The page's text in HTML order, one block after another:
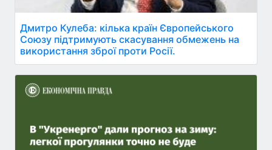
Дмитро Кулеба: кілька країн Європейського
Союзу підтримують скасування обмежень на
використання зброї проти Росії.